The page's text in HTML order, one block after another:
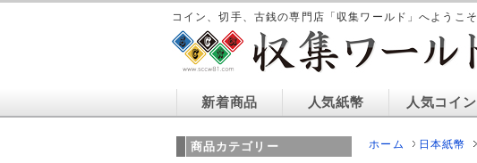
コイン、切手、古銭の専門店「収集ワールド」へようこそ
新着商品 人気紙幣 人気コイン
ホーム 日本紙幣
商品カテゴリー